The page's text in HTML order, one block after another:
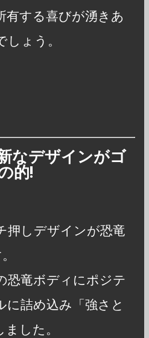
有する喜びが湧きあ
ょう。
なデザインがゴ
的!
押しデザインが恐竜
恐竜ボディにポジテ
に詰め込み「強さと
した。